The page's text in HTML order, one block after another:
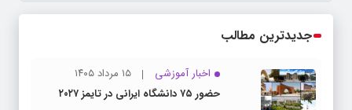
جدیدترین مطالب
اخبار آموزشی
۱۵ مرداد ۱۴۰۵
حضور ۷۵ دانشگاه ایرانی در تایمز ۲۰۲۷